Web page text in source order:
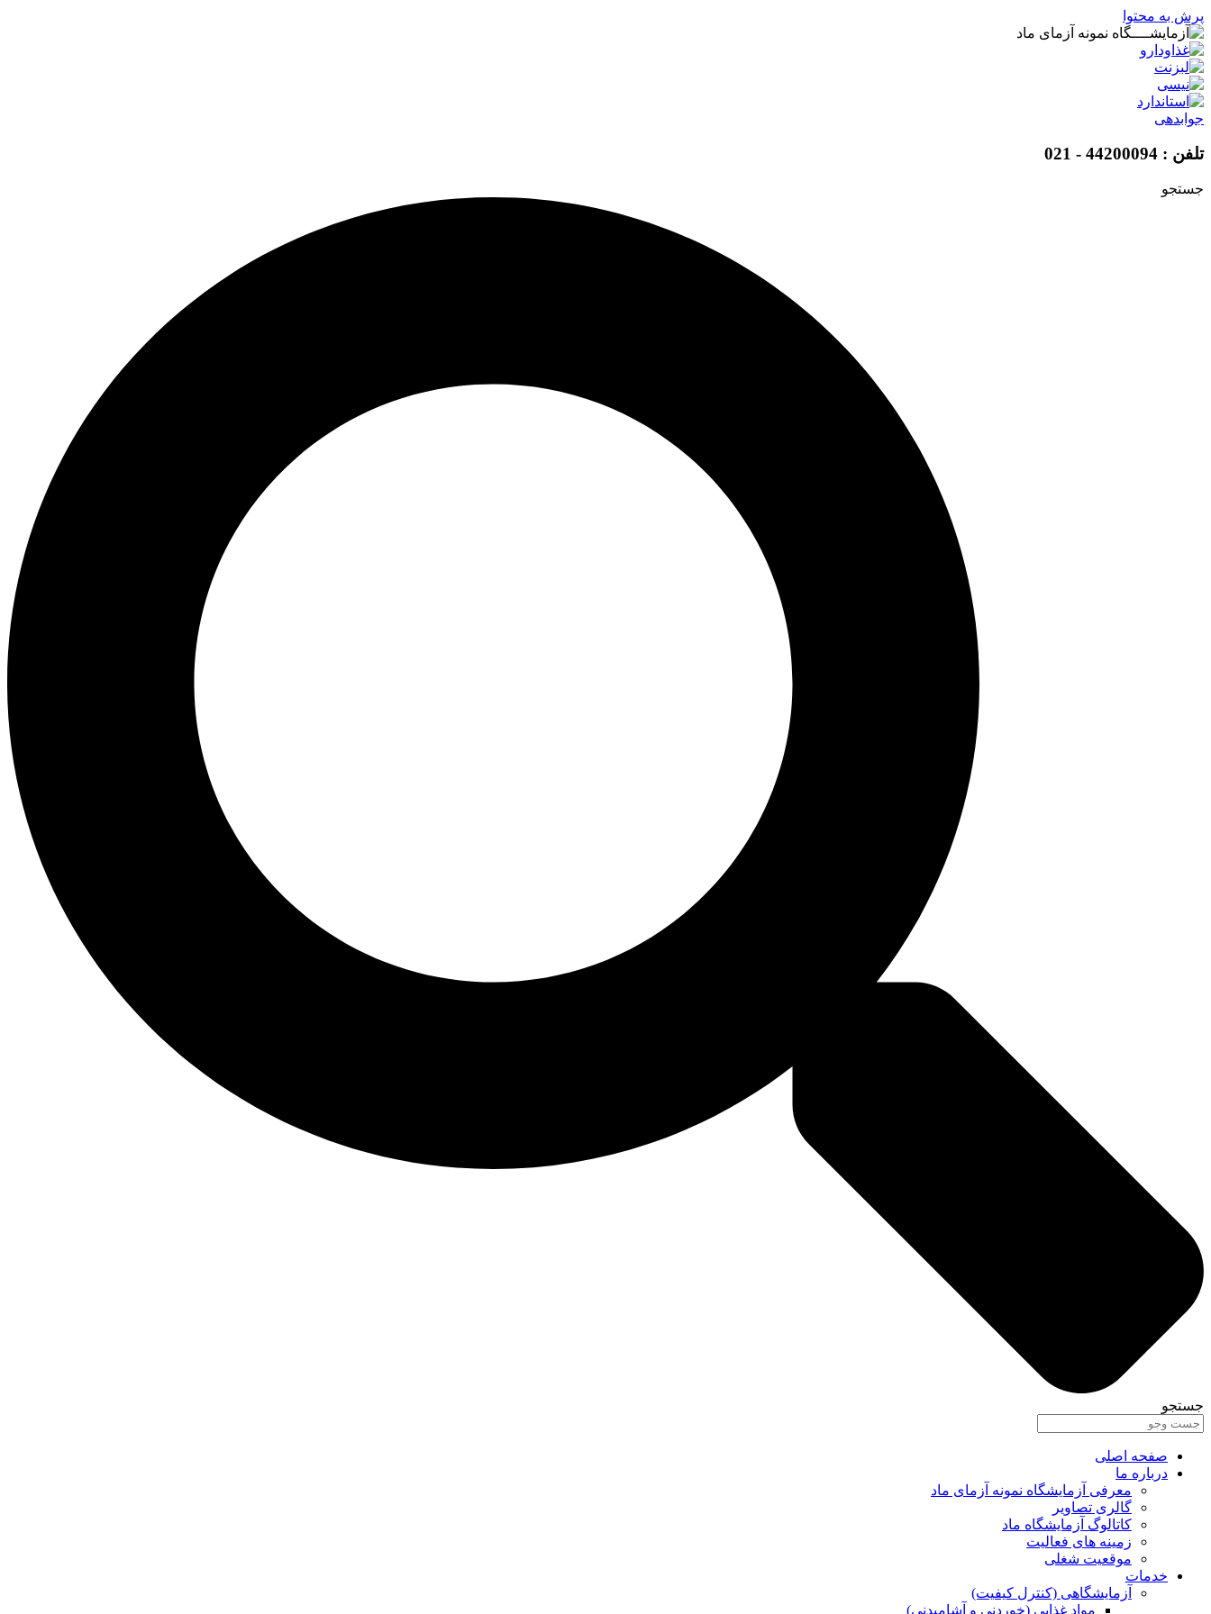
پرش به محتوا
جوابدهی
تلفن : 44200094 - 021
جستجو
جستجو
صفحه اصلی
درباره ما
معرفی آزمایشگاه نمونه آزمای ماد
گالری تصاویر
کاتالوگ آزمایشگاه ماد
زمینه های فعالیت
موقعیت شغلی
خدمات
آزمایشگاهی (کنترل کیفیت)
مواد غذایی (خوردنی و آشامیدنی)